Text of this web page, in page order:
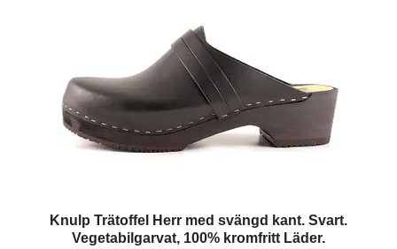
Knulp Trätoffel Herr med svängd kant. Svart.
Vegetabilgarvat, 100% kromfritt Läder.